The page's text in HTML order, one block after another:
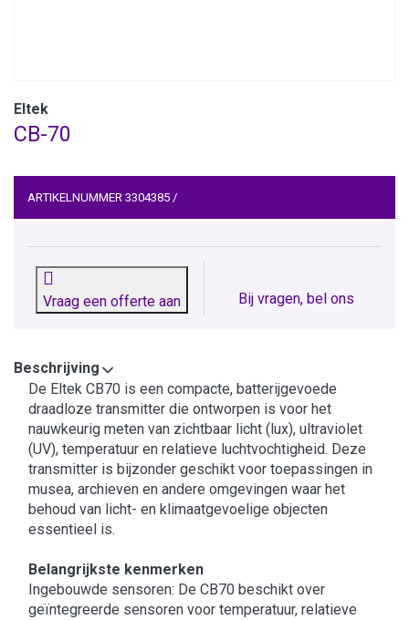
Eltek
CB-70
ARTIKELNUMMER 3304385 /
Vraag een offerte aan Bij vragen, bel ons
Beschrijving
De Eltek CB70 is een compacte, batterijgevoede
draadloze transmitter die ontworpen is voor het
nauwkeurig meten van zichtbaar licht (lux), ultraviolet
(UV), temperatuur en relatieve luchtvochtigheid. Deze
transmitter is bijzonder geschikt voor toepassingen in
musea, archieven en andere omgevingen waar het
behoud van licht- en klimaatgevoelige objecten
essentieel is.​
Belangrijkste kenmerken
Ingebouwde sensoren: De CB70 beschikt over
geïntegreerde sensoren voor temperatuur, relatieve